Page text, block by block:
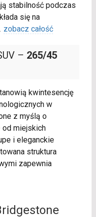
stabilność podczas
się na
zobacz całość
– 265/45
kwintesencję
w
z myślą o
od miejskich
i eleganckie
struktura
zapewnia